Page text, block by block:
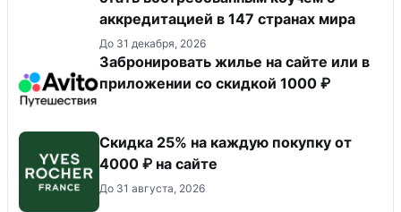
аккредитацией в 147 странах мира
До 31 декабря, 2026
Забронировать жилье на сайте или в
приложении со скидкой 1000 ₽
Скидка 25% на каждую покупку от
4000 ₽ на сайте
До 31 августа, 2026